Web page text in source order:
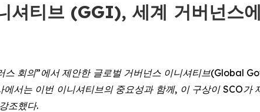
셔티브 (GGI), 세계 거버넌스
스 회의”에서 제안한 글로벌 거버넌스 이니셔티브(Global
에서는 이번 이니셔티브의 중요성과 함께, 이 구상이SCO가
강조했다.